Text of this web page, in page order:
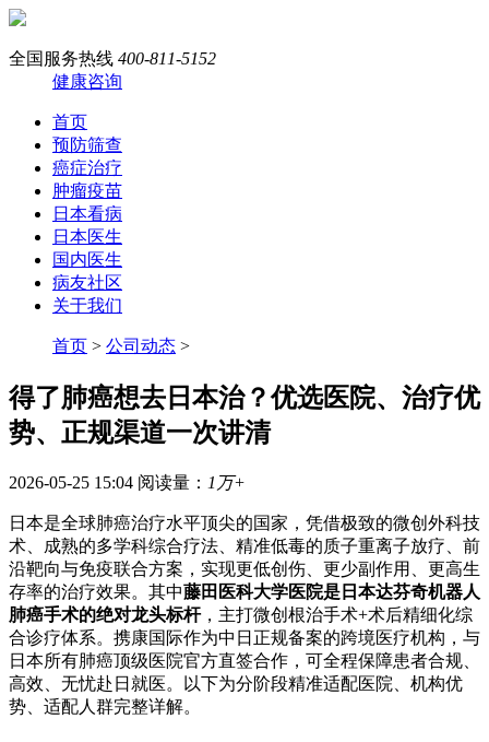
全国服务热线 400-811-5152
健康咨询
首页
预防筛查
癌症治疗
肿瘤疫苗
日本看病
日本医生
国内医生
病友社区
关于我们
首页 > 公司动态 >
得了肺癌想去日本治？优选医院、治疗优
势、正规渠道一次讲清
2026-05-25 15:04 阅读量： 1万+
日本是全球肺癌治疗水平顶尖的国家，凭借极致的微创外科技
术、成熟的多学科综合疗法、精准低毒的质子重离子放疗、前
沿靶向与免疫联合方案，实现更低创伤、更少副作用、更高生
存率的治疗效果。其中藤田医科大学医院是日本达芬奇机器人
肺癌手术的绝对龙头标杆，主打微创根治手术+术后精细化综
合诊疗体系。携康国际作为中日正规备案的跨境医疗机构，与
日本所有肺癌顶级医院官方直签合作，可全程保障患者合规、
高效、无忧赴日就医。以下为分阶段精准适配医院、机构优
势、适配人群完整详解。